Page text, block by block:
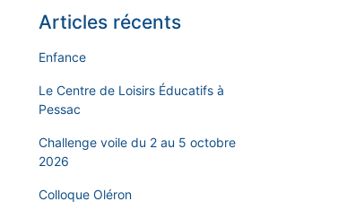
Articles récents
Enfance
Le Centre de Loisirs Éducatifs à
Pessac
Challenge voile du 2 au 5 octobre
2026
Colloque Oléron